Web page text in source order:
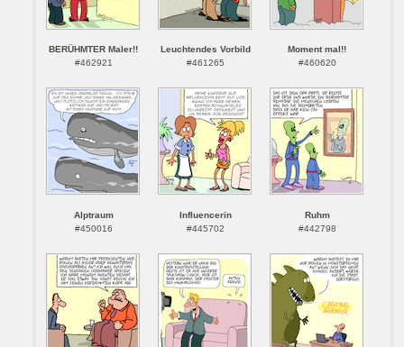
BERÜHMTER Maler!!
#462921
Leuchtendes Vorbild
#461265
Moment mal!!
#460620
Alptraum
#450016
Influencerin
#445702
Ruhm
#442798